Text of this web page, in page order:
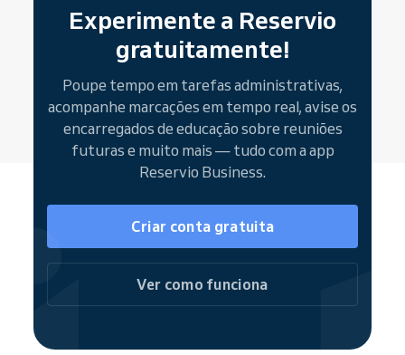
Recebem um e-mail de confirmação com
todos os detalhes, incluindo contactos e local
da reunião, bem como um link para alterar ou
encarregados de educação.
Experimente a Reservio
gratuitamente!
Poupe tempo em tarefas administrativas,
acompanhe marcações em tempo real, avise os
encarregados de educação sobre reuniões
futuras e muito mais — tudo com a app
Reservio Business.
Criar conta gratuita
Ver como funciona